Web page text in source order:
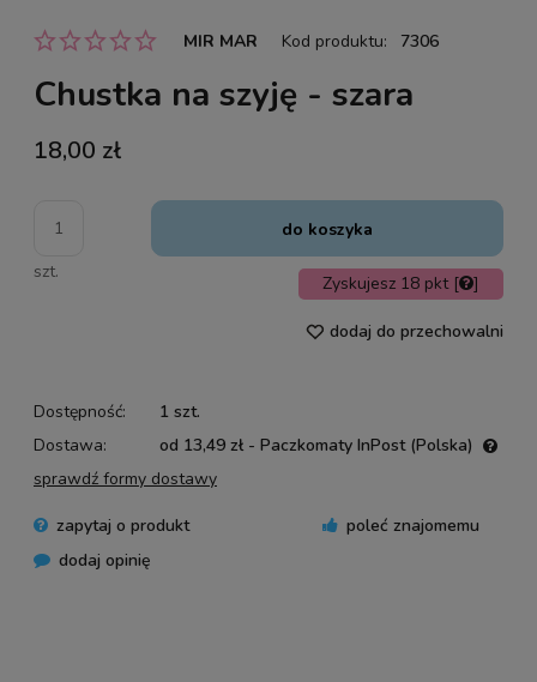
MIR MAR Kod produktu: 7306
Chustka na szyję - szara
18,00 zł
szt.
do koszyka
Zyskujesz 18 pkt [ ]
dodaj do przechowalni
Dostępność:
1 szt.
Dostawa:
od 13,49 zł - Paczkomaty InPost (Polska)
sprawdź formy dostawy
zapytaj o produkt
poleć znajomemu
dodaj opinię